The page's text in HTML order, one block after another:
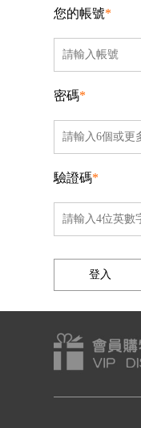
您的帳號*
密碼*
驗證碼*